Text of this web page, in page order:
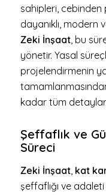
sahipleri,
dayanıklı, modern
Zeki İnşaat, bu
yönetir. Yasal
projelendirmenin
kadar tüm
Şeffaflık ve
Süreci
Zeki İnşaat, kat
şeffaflığı ve